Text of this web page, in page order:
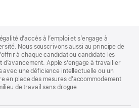
d’accès à l’emploi et s’engage à
Nous souscrivons aussi au principe de
à chaque candidat ou candidate les
d’avancement. Apple s’engage à travailler
avec une déficience intellectuelle ou un
en place des mesures d’accommodement
de travail sans drogue.